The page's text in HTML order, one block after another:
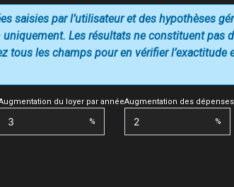
du loyer par année
%
Augmentation des
%
saisies par l’utilisateur et des hypothèses
Les résultats ne constituent pas
tous les champs pour en vérifier